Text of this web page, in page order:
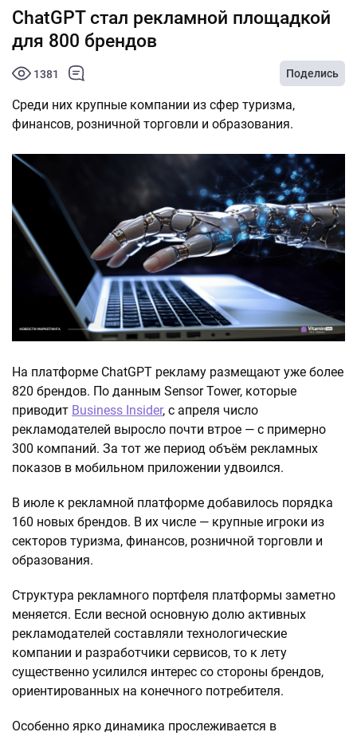
ChatGPT стал рекламной площадкой
для 800 брендов
1381 Поделись
Среди них крупные компании из сфер туризма,
финансов, розничной торговли и образования.
На платформе ChatGPT рекламу размещают уже более
820 брендов. По данным Sensor Tower, которые
приводит Business Insider, с апреля число
рекламодателей выросло почти втрое — с примерно
300 компаний. За тот же период объём рекламных
показов в мобильном приложении удвоился.
В июле к рекламной платформе добавилось порядка
160 новых брендов. В их числе — крупные игроки из
секторов туризма, финансов, розничной торговли и
образования.
Структура рекламного портфеля платформы заметно
меняется. Если весной основную долю активных
рекламодателей составляли технологические
компании и разработчики сервисов, то к лету
существенно усилился интерес со стороны брендов,
ориентированных на конечного потребителя.
Особенно ярко динамика прослеживается в